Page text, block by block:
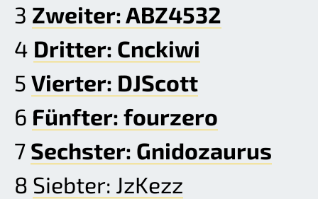
3 Zweiter: ABZ4532
4 Dritter: Cnckiwi
5 Vierter: DJScott
6 Fünfter: fourzero
7 Sechster: Gnidozaurus
8 Siebter: JzKezz